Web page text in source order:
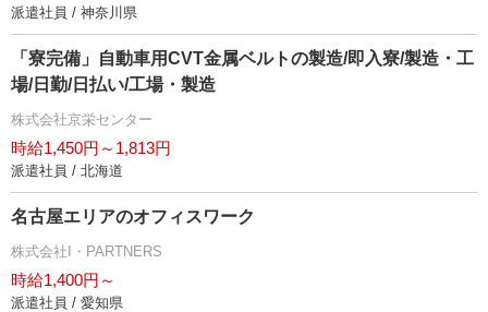
派遣社員 / 神奈川県
「寮完備」自動車用CVT金属ベルトの製造/即入寮/製造・工
場/日勤/日払い/工場・製造
株式会社京栄センター
時給1,450円～1,813円
派遣社員 / 北海道
名古屋エリアのオフィスワーク
株式会社I・PARTNERS
時給1,400円～
派遣社員 / 愛知県